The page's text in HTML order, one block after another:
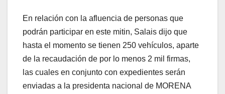
En relación con la afluencia de personas que
podrán participar en este mitin, Salais dijo que
hasta el momento se tienen 250 vehículos, aparte
de la recaudación de por lo menos 2 mil firmas,
las cuales en conjunto con expedientes serán
enviadas a la presidenta nacional de MORENA